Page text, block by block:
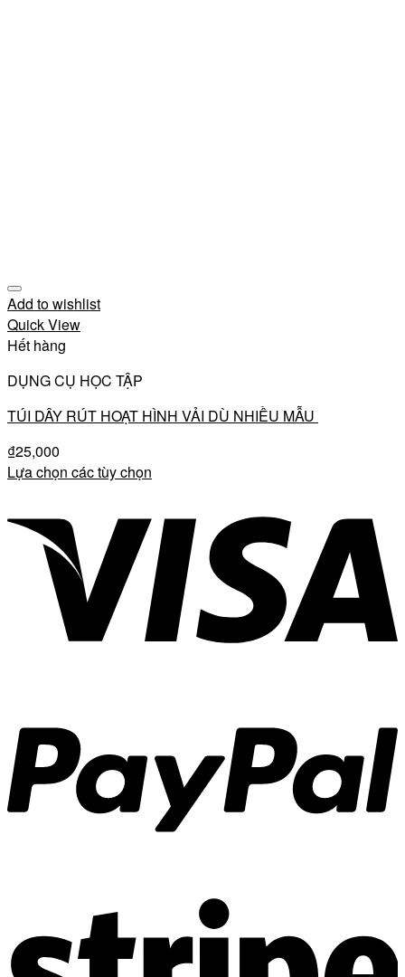
Add to wishlist
Quick View
Hết hàng
DỤNG CỤ HỌC TẬP
TÚI DÂY RÚT HOẠT HÌNH VẢI DÙ NHIỀU MẪU
₫25,000
Lựa chọn các tùy chọn